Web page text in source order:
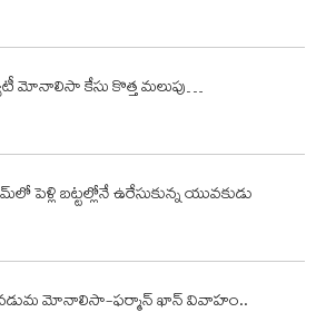
మోనాలిసా కేసు కొత్త మలుపు…
పెళ్లి బ‌ట్ట‌ల్లోనే ఉరేసుకున్న యువ‌కుడు
మోనాలిసా-ఫర్మాన్ ఖాన్ వివాహం..